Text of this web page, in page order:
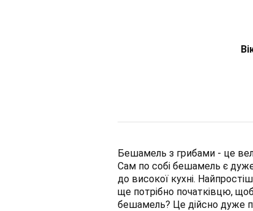
Бешамель з грибами - це
Сам по собі бешамель є
до високої кухні.
ще потрібно початківцю,
бешамель? Це дійсно дуже